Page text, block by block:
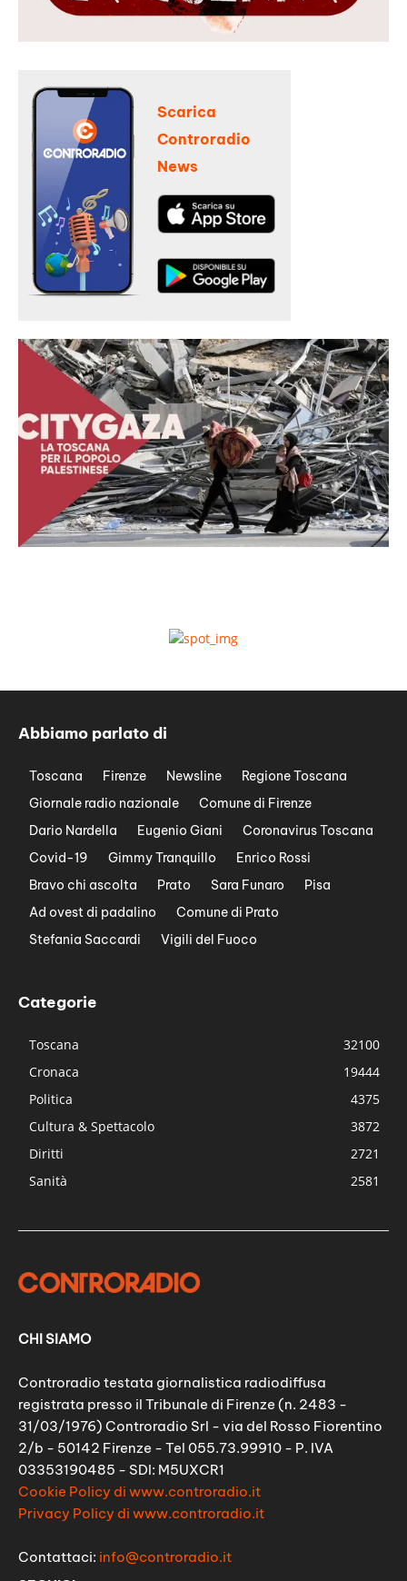
Scarica
Controradio
News
Abbiamo parlato di
Toscana Firenze Newsline
Regione Toscana
Giornale radio nazionale
Comune di Firenze
Dario Nardella
Eugenio Giani
Coronavirus Toscana
Covid-19
Gimmy Tranquillo
Enrico Rossi
Bravo chi ascolta
Prato Sara Funaro
Pisa
Ad ovest di padalino
Comune di Prato
Stefania Saccardi
Vigili del Fuoco
Categorie
Toscana
32100
Cronaca
19444
Politica
4375
Cultura & Spettacolo
3872
Diritti
2721
Sanità
2581
CHI SIAMO
Controradio testata giornalistica radiodiffusa
registrata presso il Tribunale di Firenze (n. 2483 -
31/03/1976) Controradio Srl - via del Rosso Fiorentino
2/b - 50142 Firenze - Tel 055.73.99910 - P. IVA
03353190485 - SDI: M5UXCR1
Cookie Policy di www.controradio.it
Privacy Policy di www.controradio.it
Contattaci: info@controradio.it